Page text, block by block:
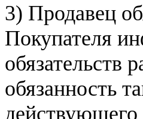
3) Продавец
Покупателя
обязательств
обязанность
действующего